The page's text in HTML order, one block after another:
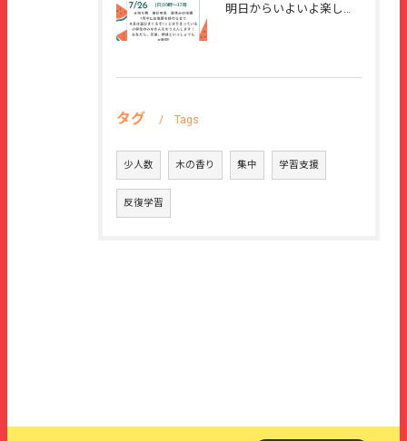
明日からいよいよ楽しい夏休みが始まりますね🌻
タグ Tags
少人数 木の香り 集中 学習支援
反復学習